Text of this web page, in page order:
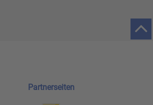
Partnerseiten